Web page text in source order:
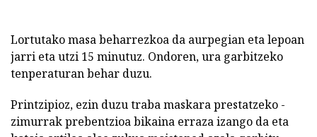
Lortutako masa beharrezkoa da aurpegian eta lepoan
jarri eta utzi 15 minutuz. Ondoren, ura garbitzeko
tenperaturan behar duzu.
Printzipioz, ezin duzu traba maskara prestatzeko -
zimurrak prebentzioa bikaina erraza izango da eta